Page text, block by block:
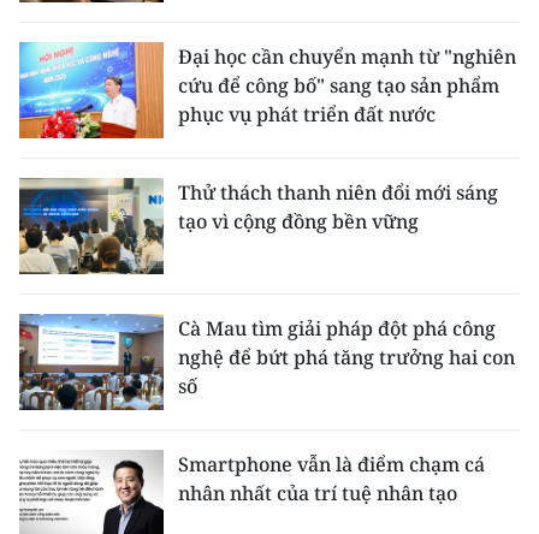
Đại học cần chuyển mạnh từ "nghiên
cứu để công bố" sang tạo sản phẩm
phục vụ phát triển đất nước
Thử thách thanh niên đổi mới sáng
tạo vì cộng đồng bền vững
Cà Mau tìm giải pháp đột phá công
nghệ để bứt phá tăng trưởng hai con
số
Smartphone vẫn là điểm chạm cá
nhân nhất của trí tuệ nhân tạo